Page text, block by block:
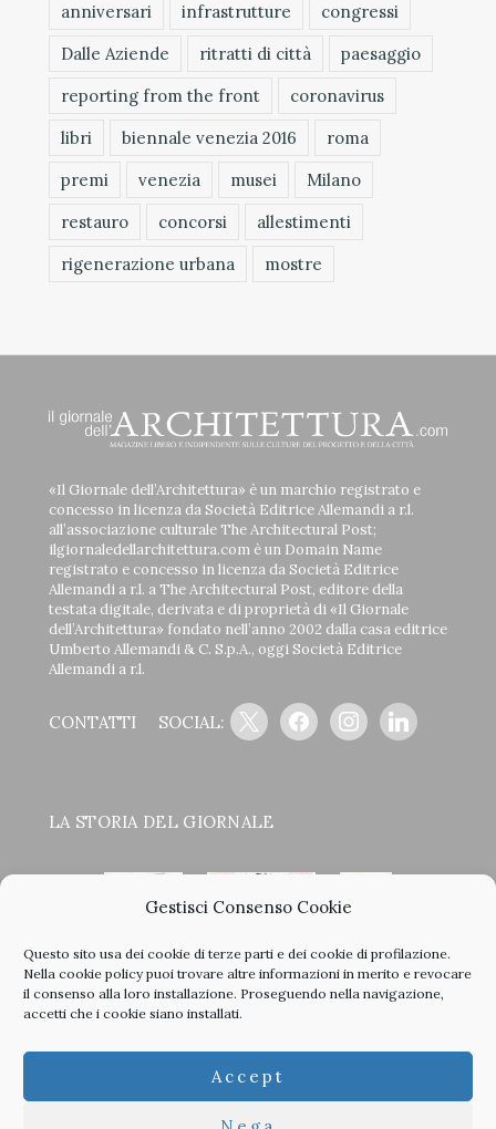
Gestisci Consenso Cookie
Questo sito usa dei cookie di terze parti e dei cookie di profilazione.
Nella cookie policypuoi trovare altre informazioni in merito e revocare
il consenso alla loro installazione. Proseguendo nella navigazione,
accetti che i cookie siano installati.
Accept
anniversari
infrastrutture
congressi
Dalle Aziende
ritratti di città
paesaggio
reporting from the front
coronavirus
libri
biennale venezia 2016
roma
premi
venezia musei
Milano
restauro
concorsi
allestimenti
rigenerazione urbana
mostre
«Il Giornale dell’Architettura» è un marchio registrato e
concesso in licenza da Società Editrice Allemandi a r.l.
all’associazione culturale The Architectural Post;
ilgiornaledellarchitettura.com è un Domain Name
registrato e concesso in licenza da Società Editrice
Allemandi a r.l. a The Architectural Post, editore della
testata digitale, derivata e di proprietà di «Il Giornale
dell’Architettura» fondato nell’anno 2002 dalla casa editrice
Umberto Allemandi & C. S.p.A., oggi Società Editrice
Allemandi a r.l.
CONTATTI SOCIAL:
x facebookinstagramlinkedin
LA STORIA DEL GIORNALE
< >
tutti i nostri vecchi numeri in PDF.